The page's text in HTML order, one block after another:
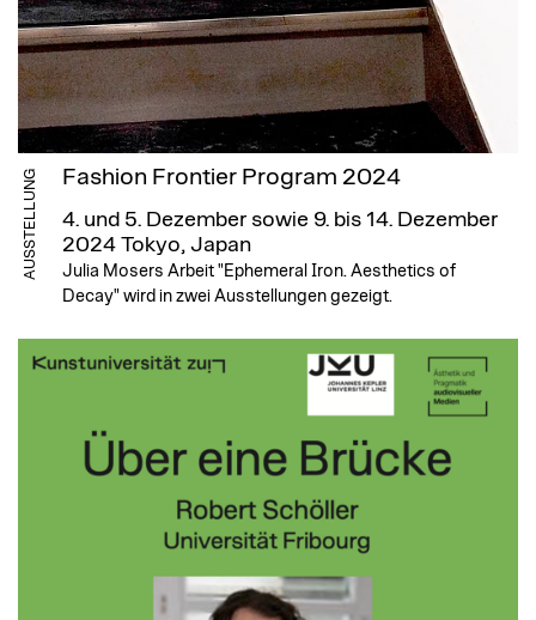
AUSSTELLUNG Fashion Frontier Program 2024
4. und 5. Dezember sowie 9. bis 14. Dezember
2024 Tokyo, Japan
Julia Mosers Arbeit "Ephemeral Iron. Aesthetics of
Decay" wird in zwei Ausstellungen gezeigt.